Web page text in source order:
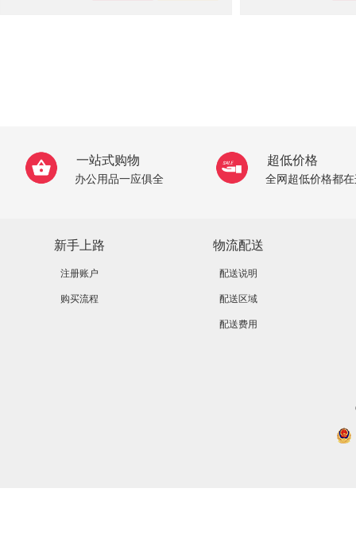
一站式购物
办公用品一应俱全
超低价格
全网超低价格都
新手上路
注册账户
购买流程
物流配送
配送说明
配送区域
配送费用